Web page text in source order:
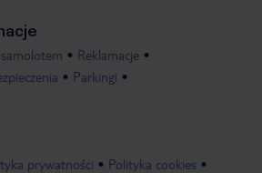
Reklamacje
Parkingi
prywatności Polityka cookies